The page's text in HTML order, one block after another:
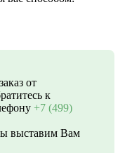
от
к
+7 (499)
выставим Вам